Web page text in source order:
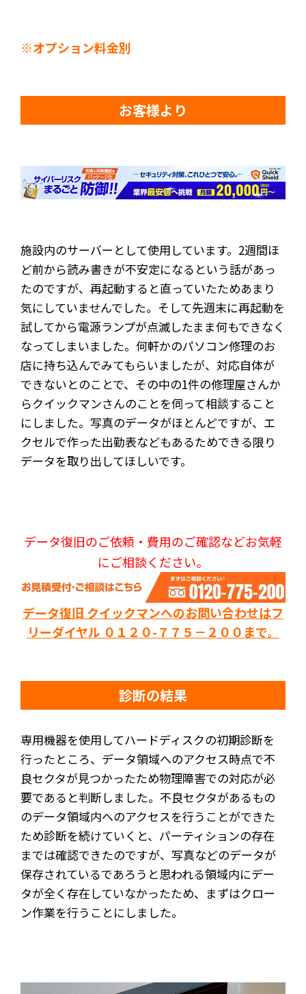
※オプション料金別
お客様より
施設内のサーバーとして使用しています。2週間ほ
ど前から読み書きが不安定になるという話があっ
たのですが、再起動すると直っていたためあまり
気にしていませんでした。そして先週末に再起動を
試してから電源ランプが点滅したまま何もできなく
なってしまいました。何軒かのパソコン修理のお
店に持ち込んでみてもらいましたが、対応自体が
できないとのことで、その中の1件の修理屋さんか
らクイックマンさんのことを伺って相談すること
にしました。写真のデータがほとんどですが、エ
クセルで作った出勤表などもあるためできる限り
データを取り出してほしいです。
データ復旧のご依頼・費用のご確認などお気軽
にご相談ください。
データ復旧 クイックマンへのお問い合わせはフ
リーダイヤル ０１２０-７７５－２００まで。
診断の結果
専用機器を使用してハードディスクの初期診断を
行ったところ、データ領域へのアクセス時点で不
良セクタが見つかったため物理障害での対応が必
要であると判断しました。不良セクタがあるもの
のデータ領域内へのアクセスを行うことができた
ため診断を続けていくと、パーティションの存在
までは確認できたのですが、写真などのデータが
保存されているであろうと思われる領域内にデー
タが全く存在していなかったため、まずはクロー
ン作業を行うことにしました。